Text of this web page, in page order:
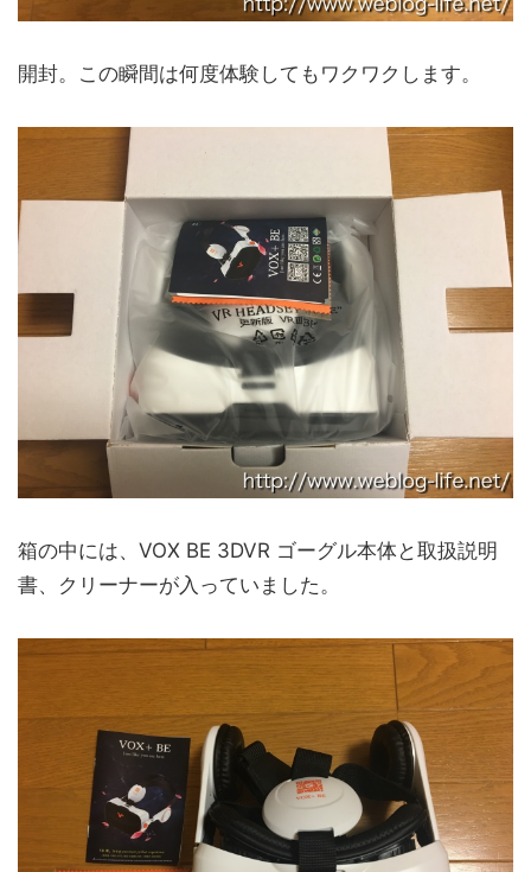
開封。この瞬間は何度体験してもワクワクします。
箱の中には、VOX BE 3DVR ゴーグル本体と取扱説明
書、クリーナーが入っていました。